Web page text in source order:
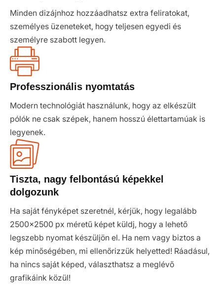
Minden dizájnhoz hozzáadhatsz extra feliratokat,
személyes üzeneteket, hogy teljesen egyedi és
személyre szabott legyen.
Professzionális nyomtatás
Modern technológiát használunk, hogy az elkészült
pólók ne csak szépek, hanem hosszú élettartamúak is
legyenek.
Tiszta, nagy felbontású képekkel
dolgozunk
Ha saját fényképet szeretnél, kérjük, hogy legalább
2500x2500 px méretű képet küldj, hogy a lehető
legszebb nyomat készüljön el. Ha nem vagy biztos a
kép minőségében, mi ellenőrizzük helyetted! Ráadásul,
ha nincs saját képed, választhatsz a meglévő
grafikáink közül!